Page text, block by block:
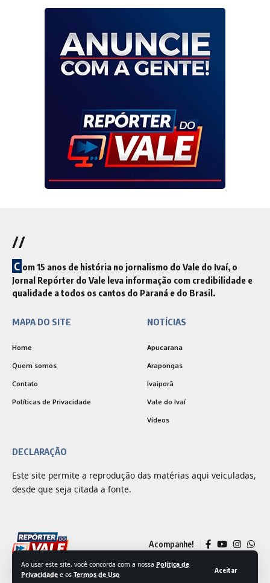
Ao usar este site, você concorda com a nossa Política de
Privacidade e os Termos de Uso
Aceitar
//
C om 15 anos de história no jornalismo do Vale do Ivaí, o
Jornal Repórter do Vale leva informação com credibilidade e
qualidade a todos os cantos do Paraná e do Brasil.
MAPA DO SITE
Home
Quem somos
Contato
Políticas de Privacidade
NOTÍCIAS
Apucarana
Arapongas
Ivaiporã
Vale do Ivaí
Vídeos
DECLARAÇÃO
Este site permite a reprodução das matérias aqui veiculadas,
desde que seja citada a fonte.
Acompanhe!
© 2025 Jornal Repórter do Vale | Desenvolvido por